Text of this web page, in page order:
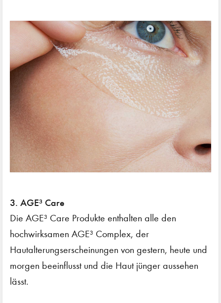
3. AGE³ Care
Die AGE³ Care Produkte enthalten alle den
hochwirksamen AGE³ Complex, der
Hautalterungserscheinungen von gestern, heute und
morgen beeinflusst und die Haut jünger aussehen
lässt.